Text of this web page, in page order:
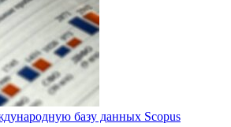
базу данных Scopus